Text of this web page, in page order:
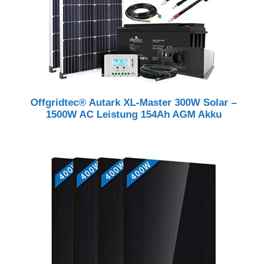
Offgridtec® Autark XL-Master 300W Solar –
1500W AC Leistung 154Ah AGM Akku